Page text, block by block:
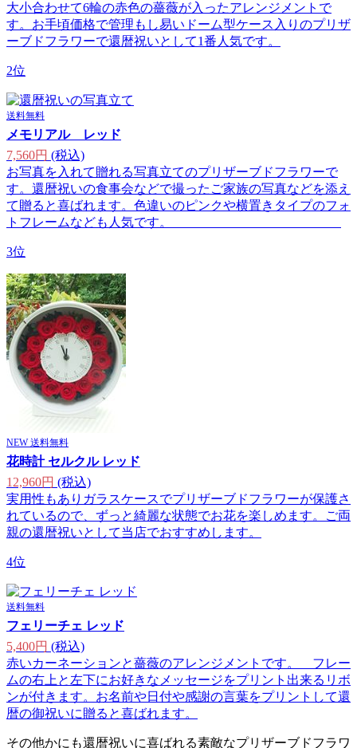
大小合わせて6輪の赤色の薔薇が入ったアレンジメントで
す。お手頃価格で管理もし易いドーム型ケース入りのプリザ
ーブドフラワーで還暦祝いとして1番人気です。
2位
送料無料
メモリアル レッド
7,560円 (税込)
お写真を入れて贈れる写真立てのプリザーブドフラワーで
す。還暦祝いの食事会などで撮ったご家族の写真などを添え
て贈ると喜ばれます。色違いのピンクや横置きタイプのフォ
トフレームなども人気です。
3位
NEW 送料無料
花時計 セルクル レッド
12,960円 (税込)
実用性もありガラスケースでプリザーブドフラワーが保護さ
れているので、ずっと綺麗な状態でお花を楽しめます。ご両
親の還暦祝いとして当店でおすすめします。
4位
送料無料
フェリーチェ レッド
5,400円 (税込)
赤いカーネーションと薔薇のアレンジメントです。 フレー
ムの右上と左下にお好きなメッセージをプリント出来るリボ
ンが付きます。お名前や日付や感謝の言葉をプリントして還
暦の御祝いに贈ると喜ばれます。
その他かにも還暦祝いに喜ばれる素敵なプリザーブドフラワ